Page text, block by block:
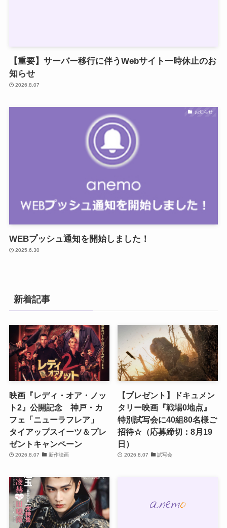
【重要】サーバー移行に伴うWebサイト一時休止のお
知らせ
2026.8.07
お知らせ
WEBプッシュ通知を開始しました！
2025.6.30
新着記事
映画『レディ・オア・ノッ
ト2』公開記念 神戸・カ
フェ「ニューラフレア」
タイアップスイーツ＆プレ
ゼントキャンペーン
2026.8.07 新作映画
【プレゼント】ドキュメン
タリー映画『戦場0地点』
特別試写会に40組80名様ご
招待☆（応募締切：8月19
日）
2026.8.07 試写会